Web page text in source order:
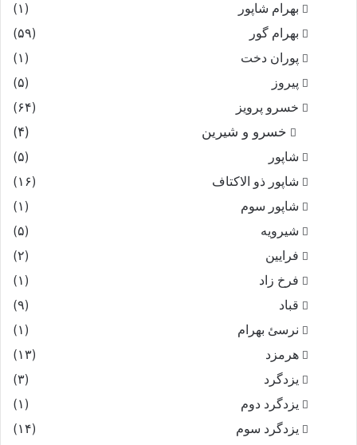
بهرام شاپور
(۱)
بهرام گور
(۵۹)
پوران دخت
(۱)
پیروز
(۵)
خسرو پرویز
(۶۴)
خسرو و شیرین (۴)
شاپور
(۵)
شاپور ذو الاکتاف
(۱۶)
شاپور سوم‏
(۱)
شیرویه
(۵)
فرایین
(۲)
فرخ زاد
(۱)
قباد
(۹)
نرسئ بهرام‏
(۱)
هرمزد
(۱۳)
یزدگرد
(۳)
یزدگرد دوم
(۱)
یزدگرد سوم
(۱۴)